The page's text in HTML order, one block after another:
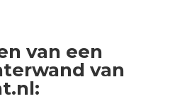
van een
van